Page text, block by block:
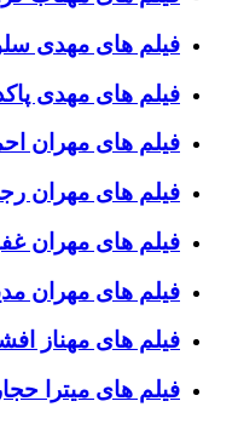
فیلم های مهدی
فیلم های مهدی
فیلم های مهران
فیلم های مهران
فیلم های مهران
فیلم های مهران
فیلم های مهناز
فیلم های میترا